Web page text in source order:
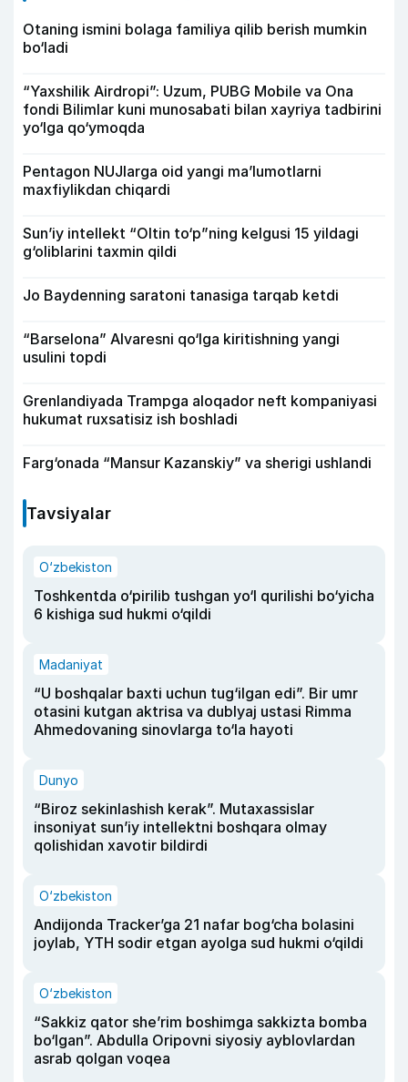
Otaning ismini bolaga familiya qilib berish mumkin
bo‘ladi
“Yaxshilik Airdropi”: Uzum, PUBG Mobile va Ona
fondi Bilimlar kuni munosabati bilan xayriya tadbirini
yo‘lga qo‘ymoqda
Pentagon NUJlarga oid yangi maʼlumotlarni
maxfiylikdan chiqardi
Sun’iy intellekt “Oltin to‘p”ning kelgusi 15 yildagi
g‘oliblarini taxmin qildi
Jo Baydenning saratoni tanasiga tarqab ketdi
“Barselona” Alvaresni qo‘lga kiritishning yangi
usulini topdi
Grenlandiyada Trampga aloqador neft kompaniyasi
hukumat ruxsatisiz ish boshladi
Farg‘onada “Mansur Kazanskiy” va sherigi ushlandi
Tavsiyalar
O‘zbekiston
Toshkentda o‘pirilib tushgan yo‘l qurilishi bo‘yicha
6 kishiga sud hukmi o‘qildi
Madaniyat
“U boshqalar baxti uchun tug‘ilgan edi”. Bir umr
otasini kutgan aktrisa va dublyaj ustasi Rimma
Ahmedovaning sinovlarga to‘la hayoti
Dunyo
“Biroz sekinlashish kerak”. Mutaxassislar
insoniyat sun’iy intellektni boshqara olmay
qolishidan xavotir bildirdi
O‘zbekiston
Andijonda Tracker’ga 21 nafar bog‘cha bolasini
joylab, YTH sodir etgan ayolga sud hukmi o‘qildi
O‘zbekiston
“Sakkiz qator she’rim boshimga sakkizta bomba
bo‘lgan”. Abdulla Oripovni siyosiy ayblovlardan
asrab qolgan voqea